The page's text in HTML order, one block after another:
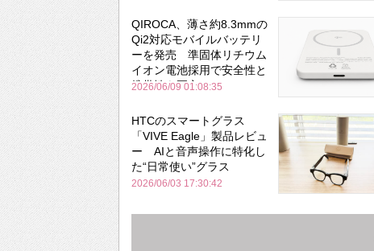
QIROCA、薄さ約8.3mmの
Qi2対応モバイルバッテリ
ーを発売 準固体リチウム
イオン電池採用で安全性と
携帯性を両立
2026/06/09 01:08:35
HTCのスマートグラス
「VIVE Eagle」製品レビュ
ー AIと音声操作に特化し
た“日常使い”グラス
2026/06/03 17:30:42